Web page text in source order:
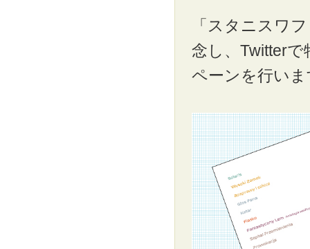
「スタニスワ
念し、Twitter
ペーンを行いま